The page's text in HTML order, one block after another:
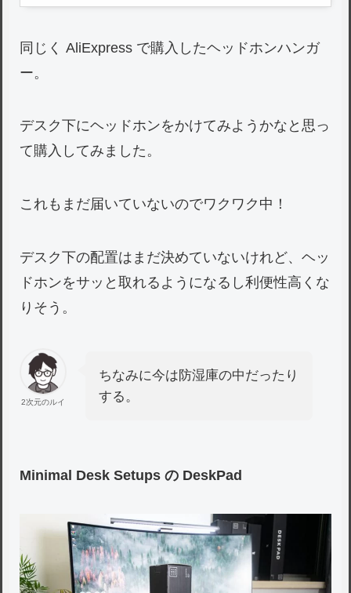
同じく AliExpress で購入したヘッドホンハンガ
ー。
デスク下にヘッドホンをかけてみようかなと思っ
て購入してみました。
これもまだ届いていないのでワクワク中！
デスク下の配置はまだ決めていないけれど、ヘッ
ドホンをサッと取れるようになるし利便性高くな
りそう。
2次元のルイ
ちなみに今は防湿庫の中だったり
する。
Minimal Desk Setups の DeskPad